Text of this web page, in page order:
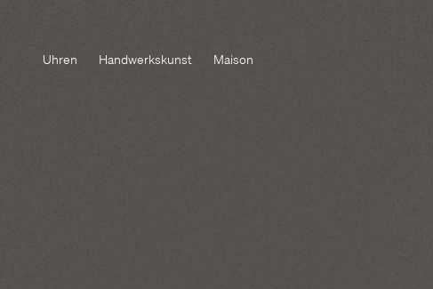
Uhren Handwerkskunst Maison